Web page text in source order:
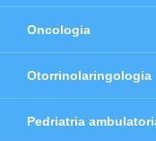
Oncologia
Otorrinolaringologia
Pedriatria